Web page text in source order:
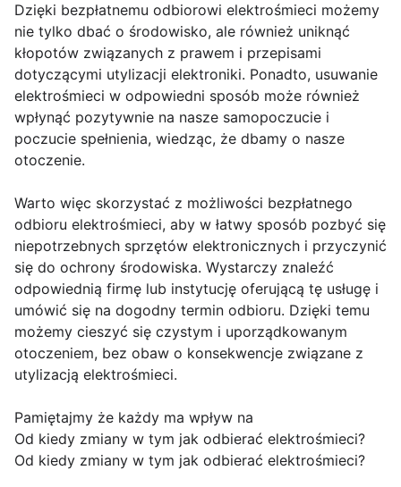
Dzięki bezpłatnemu odbiorowi elektrośmieci możemy
nie tylko dbać o środowisko, ale również uniknąć
kłopotów związanych z prawem i przepisami
dotyczącymi utylizacji elektroniki. Ponadto, usuwanie
elektrośmieci w odpowiedni sposób może również
wpłynąć pozytywnie na nasze samopoczucie i
poczucie spełnienia, wiedząc, że dbamy o nasze
otoczenie.
Warto więc skorzystać z możliwości bezpłatnego
odbioru elektrośmieci, aby w łatwy sposób pozbyć się
niepotrzebnych sprzętów elektronicznych i przyczynić
się do ochrony środowiska. Wystarczy znaleźć
odpowiednią firmę lub instytucję oferującą tę usługę i
umówić się na dogodny termin odbioru. Dzięki temu
możemy cieszyć się czystym i uporządkowanym
otoczeniem, bez obaw o konsekwencje związane z
utylizacją elektrośmieci.
Pamiętajmy że każdy ma wpływ na
Od kiedy zmiany w tym jak odbierać elektrośmieci?
Od kiedy zmiany w tym jak odbierać elektrośmieci?